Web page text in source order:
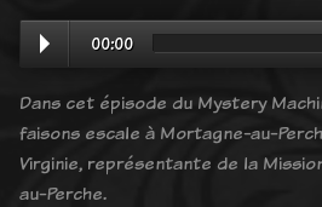
00:00
Dans cet épisode du Mystery
faisons escale à Mortagne-au-
Virginie, représentante de la
au-Perche.